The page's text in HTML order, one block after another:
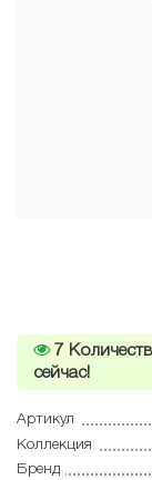
7
сейчас!
Артикул
Коллекция
Бренд